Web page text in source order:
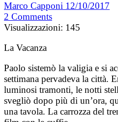
Marco Capponi 12/10/2017
2 Comments
Visualizzazioni: 145
La Vacanza
Paolo sistemò la valigia e si
settimana pervadeva la città.
luminosi tramonti, le notti
svegliò dopo più di un’ora,
una tavola. La carrozza del